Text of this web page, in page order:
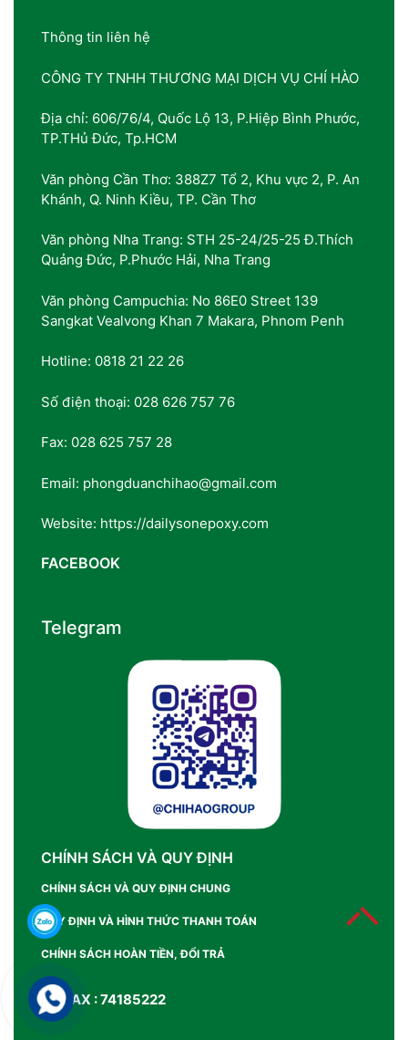
Thông tin liên hệ
CÔNG TY TNHH THƯƠNG MẠI DỊCH VỤ CHÍ HÀO
Địa chỉ: 606/76/4, Quốc Lộ 13, P.Hiệp Bình Phước,
TP.THủ Đức, Tp.HCM
Văn phòng Cần Thơ: 388Z7 Tổ 2, Khu vực 2, P. An
Khánh, Q. Ninh Kiều, TP. Cần Thơ
Văn phòng Nha Trang: STH 25-24/25-25 Đ.Thích
Quảng Đức, P.Phước Hải, Nha Trang
Văn phòng Campuchia: No 86E0 Street 139
Sangkat Vealvong Khan 7 Makara, Phnom Penh
Hotline: 0818 21 22 26
Số điện thoại: 028 626 757 76
Fax: 028 625 757 28
Email: phongduanchihao@gmail.com
Website: https://dailysonepoxy.com
FACEBOOK
Telegram
CHÍNH SÁCH VÀ QUY ĐỊNH
CHÍNH SÁCH VÀ QUY ĐỊNH CHUNG
QUY ĐỊNH VÀ HÌNH THỨC THANH TOÁN
CHÍNH SÁCH HOÀN TIỀN, ĐỔI TRẢ
SỐ FAX : 74185222